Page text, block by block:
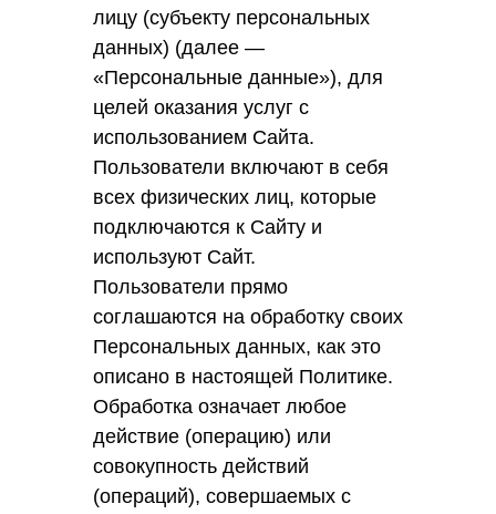
лицу (субъекту персональных
данных) (далее —
«Персональные данные»), для
целей оказания услуг с
использованием Сайта.
Пользователи включают в себя
всех физических лиц, которые
подключаются к Сайту и
используют Сайт.
Пользователи прямо
соглашаются на обработку своих
Персональных данных, как это
описано в настоящей Политике.
Обработка означает любое
действие (операцию) или
совокупность действий
(операций), совершаемых с